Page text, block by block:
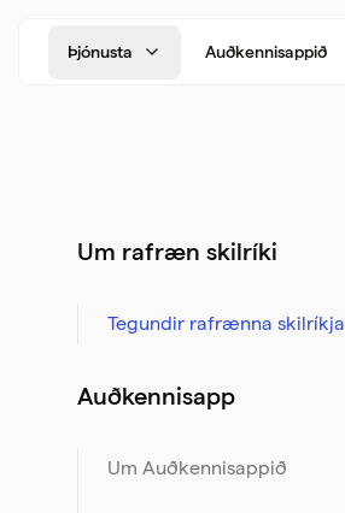
Þjónusta Auðkennisappið
Um rafræn skilríki
Tegundir rafrænna skilríkja
Auðkennisapp
Um Auðkennisappið